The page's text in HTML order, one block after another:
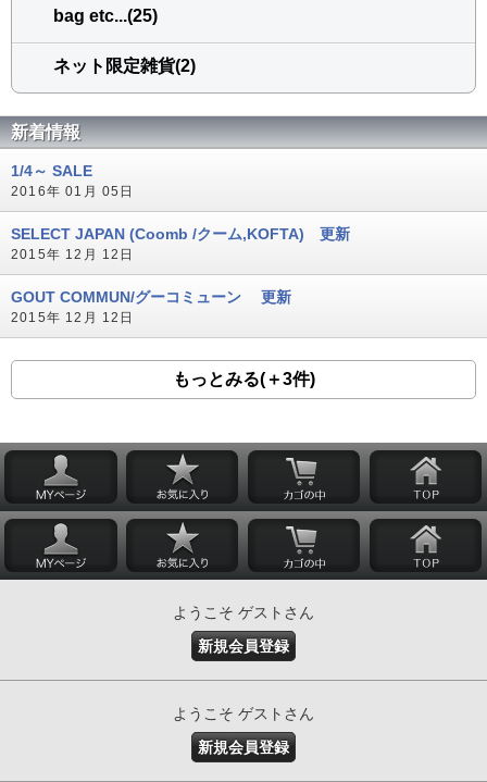
bag etc...(25)
ネット限定雑貨(2)
新着情報
1/4～ SALE
2016年 01月 05日
SELECT JAPAN (Coomb /クーム,KOFTA) 更新
2015年 12月 12日
GOUT COMMUN/グーコミューン 更新
2015年 12月 12日
もっとみる(＋3件)
ようこそ ゲストさん
新規会員登録
ようこそ ゲストさん
新規会員登録